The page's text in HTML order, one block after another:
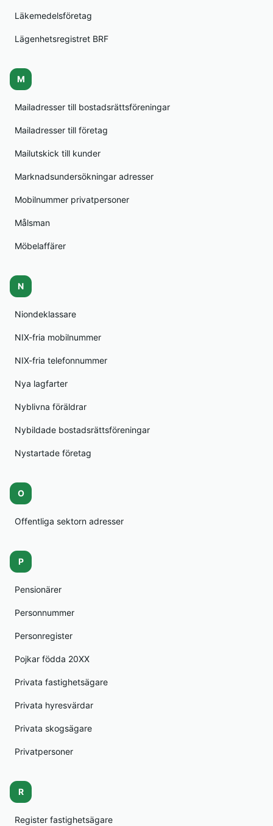
Läkemedelsföretag
Lägenhetsregistret BRF
M
Mailadresser till bostadsrättsföreningar
Mailadresser till företag
Mailutskick till kunder
Marknadsundersökningar adresser
Mobilnummer privatpersoner
Målsman
Möbelaffärer
N
Niondeklassare
NIX-fria mobilnummer
NIX-fria telefonnummer
Nya lagfarter
Nyblivna föräldrar
Nybildade bostadsrättsföreningar
Nystartade företag
O
Offentliga sektorn adresser
P
Pensionärer
Personnummer
Personregister
Pojkar födda 20XX
Privata fastighetsägare
Privata hyresvärdar
Privata skogsägare
Privatpersoner
R
Register fastighetsägare